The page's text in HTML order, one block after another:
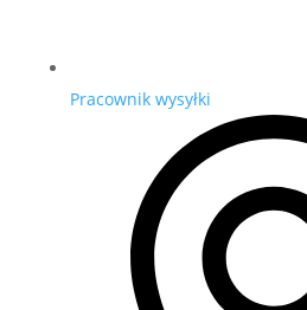
Pracownik wysyłki